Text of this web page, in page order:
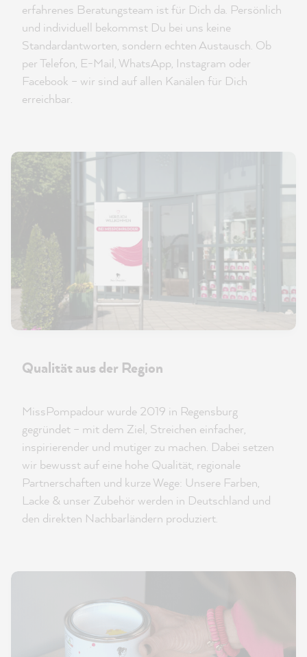
erfahrenes Beratungsteam ist für Dich da. Persönlich
und individuell bekommst Du bei uns keine
Standardantworten, sondern echten Austausch. Ob
per Telefon, E-Mail, WhatsApp, Instagram oder
Facebook – wir sind auf allen Kanälen für Dich
erreichbar.
Qualität aus der Region
MissPompadour wurde 2019 in Regensburg
gegründet – mit dem Ziel, Streichen einfacher,
inspirierender und mutiger zu machen. Dabei setzen
wir bewusst auf eine hohe Qualität, regionale
Partnerschaften und kurze Wege: Unsere Farben,
Lacke & unser Zubehör werden in Deutschland und
den direkten Nachbarländern produziert.